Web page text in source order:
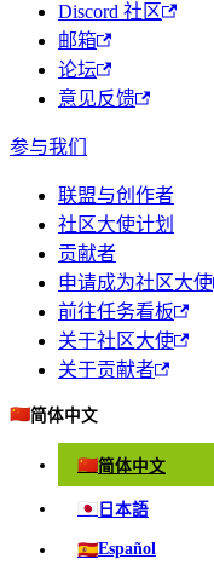
Discord 社区
邮箱
论坛
意见反馈
参与我们
联盟与创作者
社区大使计划
贡献者
申请成为社区大使
前往任务看板
关于社区大使
关于贡献者
🇨🇳简体中文
🇨🇳简体中文
🇯🇵 日本語
🇪🇸Español